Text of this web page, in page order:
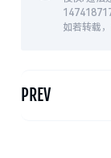
如若转载
PREV